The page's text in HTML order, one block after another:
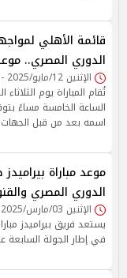
قائمة الأهلي
الدوري المصري.. موعد
الإثنين 12/مايو/2025 - 09:28 م
الساعة الخامسة مساءً
اسمه بعد من قبل
موعد مباراة
الدوري المصري
الإثنين 03/مارس/2025 - 11:36 م
يستعد فريق بيراميدز
في إطار الجولة